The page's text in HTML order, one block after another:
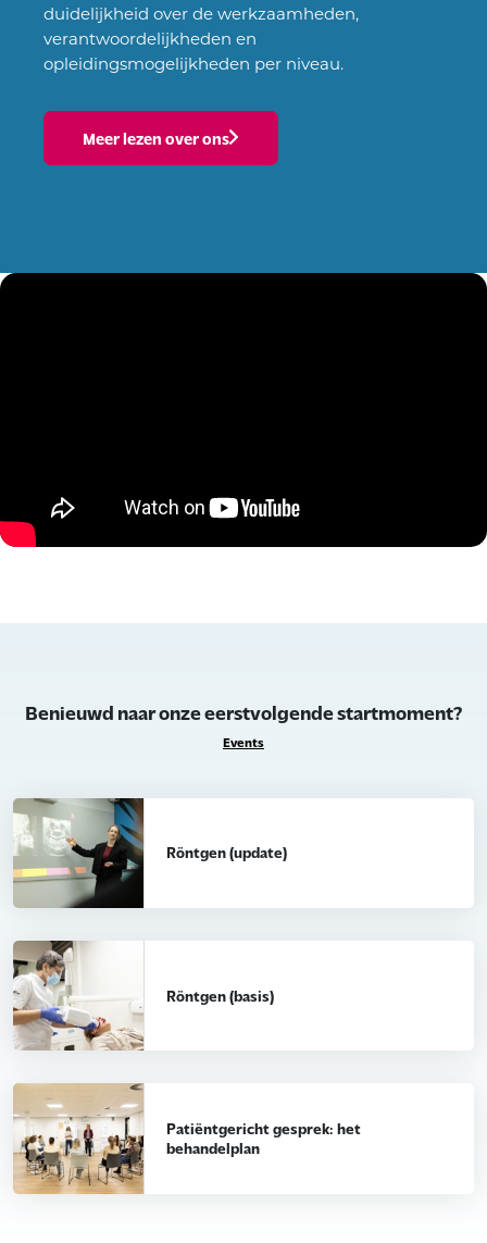
duidelijkheid over de werkzaamheden,
verantwoordelijkheden en
opleidingsmogelijkheden per niveau.
Meer lezen over ons
Benieuwd naar onze eerstvolgende startmoment?
Events
Röntgen (update)
Röntgen (basis)
Patiëntgericht gesprek: het
behandelplan